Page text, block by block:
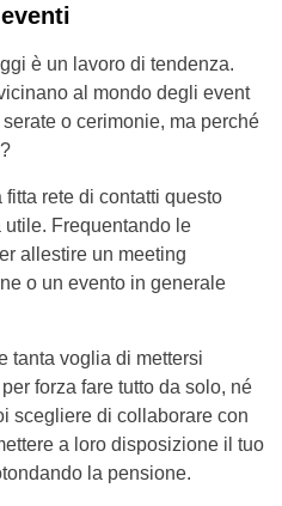
è un lavoro di tendenza.
al mondo degli event
o cerimonie, ma perché
rete di contatti questo
utile. Frequentando le
allestire un meeting
o un evento in generale
tanta voglia di mettersi
forza fare tutto da solo, né
scegliere di collaborare con
a loro disposizione il tuo
la pensione.